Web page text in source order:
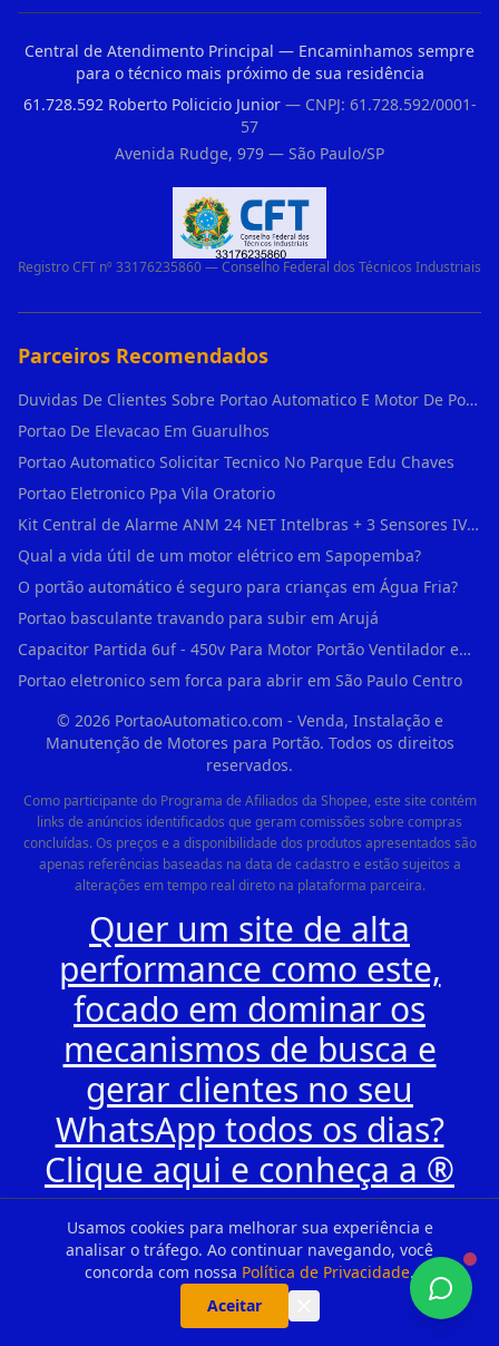
Usamos cookies para melhorar sua experiência e
analisar o tráfego. Ao continuar navegando, você
concorda com nossa Política de Privacidade.
Aceitar
Central de Atendimento Principal — Encaminhamos sempre
para o técnico mais próximo de sua residência
61.728.592 Roberto Policicio Junior— CNPJ: 61.728.592/0001-
57
Avenida Rudge, 979 — São Paulo/SP
Registro CFT nº 33176235860 — Conselho Federal dos Técnicos Industriais
Parceiros Recomendados
Duvidas De Clientes Sobre Portao Automatico E Motor De Portao Motor De Portao Suspenso
Portao De Elevacao Em Guarulhos
Portao Automatico Solicitar Tecnico No Parque Edu Chaves
Portao Eletronico Ppa Vila Oratorio
Kit Central de Alarme ANM 24 NET Intelbras + 3 Sensores IVP 3000 CF + Bateria + em Vila Jacuí
Qual a vida útil de um motor elétrico em Sapopemba?
O portão automático é seguro para crianças em Água Fria?
Portao basculante travando para subir em Arujá
Capacitor Partida 6uf - 450v Para Motor Portão Ventilador em Vila Madalena
Portao eletronico sem forca para abrir em São Paulo Centro
© 2026PortaoAutomatico.com - Venda, Instalação e
Manutenção de Motores para Portão. Todos os direitos
reservados.
Como participante do Programa de Afiliados da Shopee, este site contém
links de anúncios identificados que geram comissões sobre compras
concluídas. Os preços e a disponibilidade dos produtos apresentados são
apenas referências baseadas na data de cadastro e estão sujeitos a
alterações em tempo real direto na plataforma parceira.
Quer um site de alta
performance como este,
focado em dominar os
mecanismos de busca e
gerar clientes no seu
WhatsApp todos os dias?
Clique aqui e conheça a ®
ALUGUESITES.COM